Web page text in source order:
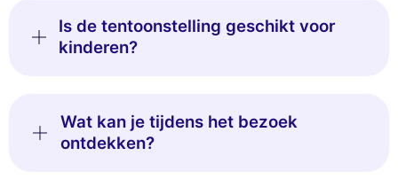
Is de tentoonstelling geschikt voor
kinderen?
Wat kan je tijdens het bezoek
ontdekken?